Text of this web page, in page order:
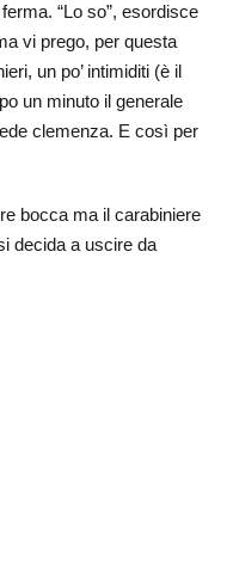
“Lo so”, esordisce
vi prego, per questa
un po’ intimiditi (è il
un minuto il generale
clemenza. E così per
bocca ma il carabiniere
decida a uscire da